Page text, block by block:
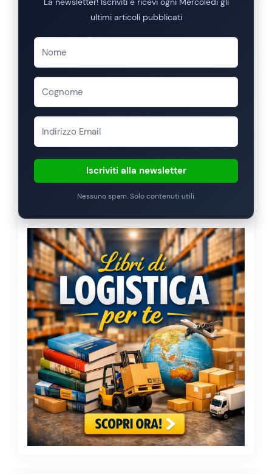
ultimi articoli pubblicati
Iscriviti alla newsletter
Nessuno spam. Solo contenuti utili.